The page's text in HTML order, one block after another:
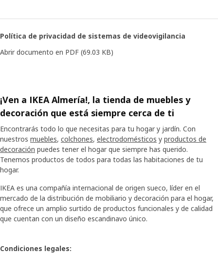
Política de privacidad de sistemas de videovigilancia
Abrir documento en PDF (69.03 KB)
¡Ven a IKEA Almería!, la tienda de muebles y
decoración que está siempre cerca de ti
Encontrarás todo lo que necesitas para tu hogar y jardín. Con
nuestros muebles, colchones, electrodomésticos y productos de
decoración puedes tener el hogar que siempre has querido.
Tenemos productos de todos para todas las habitaciones de tu
hogar.
IKEA es una compañía internacional de origen sueco, líder en el
mercado de la distribución de mobiliario y decoración para el hogar,
que ofrece un amplio surtido de productos funcionales y de calidad
que cuentan con un diseño escandinavo único.
Condiciones legales: